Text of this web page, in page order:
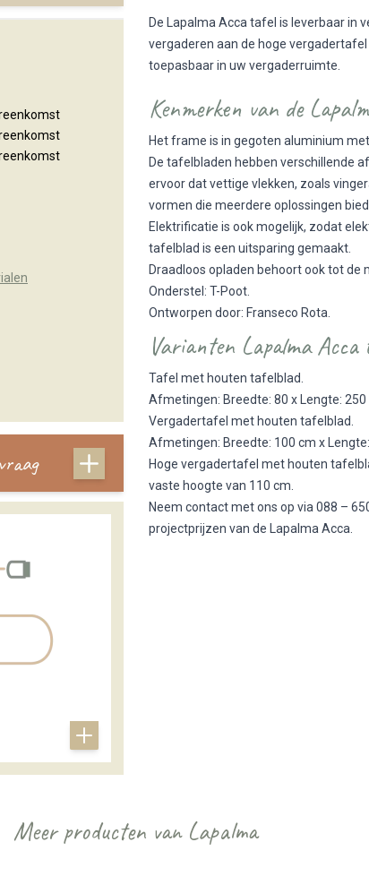
De Lapalma Acca tafel is leverbaar in
vergaderen aan de hoge
toepasbaar in uw vergaderruimte.
Kenmerken van de
Het frame is in gegoten aluminium
De tafelbladen hebben verschillende
ervoor dat vettige vlekken, zoals
vormen die meerdere oplossingen
Elektrificatie is ook mogelijk, zodat
tafelblad is een uitsparing gemaakt.
Draadloos opladen behoort ook tot de
Onderstel: T-Poot.
Ontworpen door: Franseco Rota.
Varianten Lapalma
Tafel met houten tafelblad.
Afmetingen: Breedte: 80 x Lengte:
Vergadertafel met houten tafelblad.
Afmetingen: Breedte: 100 cm x
Hoge vergadertafel met houten
vaste hoogte van 110 cm.
Neem contact met ons op via 088 –
projectprijzen van de Lapalma Acca.
Meer producten van Lapalma